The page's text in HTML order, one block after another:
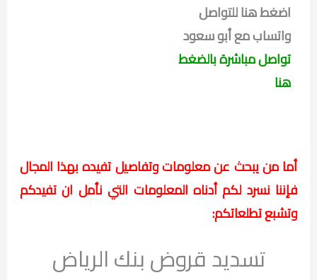
اضغط هنا للتواصل
واتساب مع أبو سعود
تواصل مباشرة بالضغط
هنا
أما من يبحث عن معلومات وتفاصيل تفيده بهذا المجال
فإننا نسرد لكم أدناه المعلومات التي نأمل ان تفيدكم
وتشبع تطلعاتكم:
تسديد قروض بنك الرياض